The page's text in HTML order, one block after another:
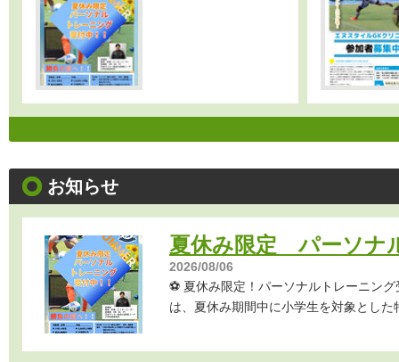
お知らせ
夏休み限定 パーソナ
2026/08/06
⚽️ 夏休み限定！パーソナルトレーニン
は、夏休み期間中に小学生を対象とした